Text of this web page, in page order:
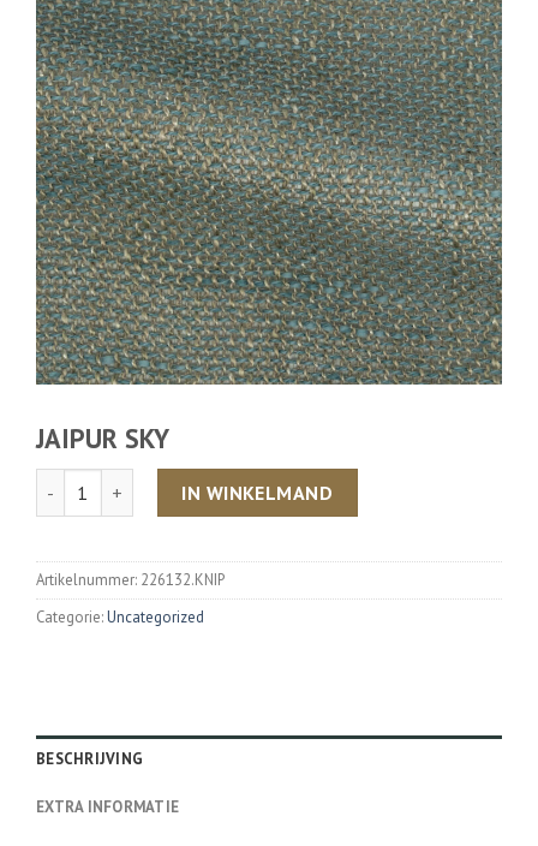
JAIPUR SKY
Aantal IN WINKELMAND
Artikelnummer: 226132.KNIP
Categorie:Uncategorized
BESCHRIJVING
EXTRA INFORMATIE